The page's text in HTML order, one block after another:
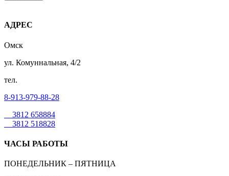
АДРЕС
Омск
ул. Комуннальная, 4/2
тел.
8-913-979-88-28
3812 658884
3812 518828
ЧАСЫ РАБОТЫ
ПОНЕДЕЛЬНИК – ПЯТНИЦА